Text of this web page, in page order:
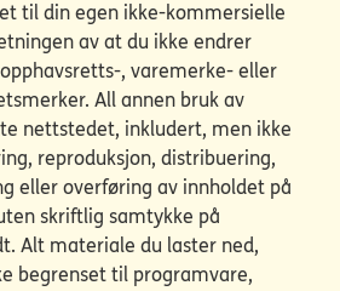
til din egen ikke-kommersielle
av at du ikke endrer
, varemerke- eller
All annen bruk av
nettstedet, inkludert, men ikke
reproduksjon, distribuering,
eller overføring av innholdet på
skriftlig samtykke på
Alt materiale du laster ned,
begrenset til programvare,